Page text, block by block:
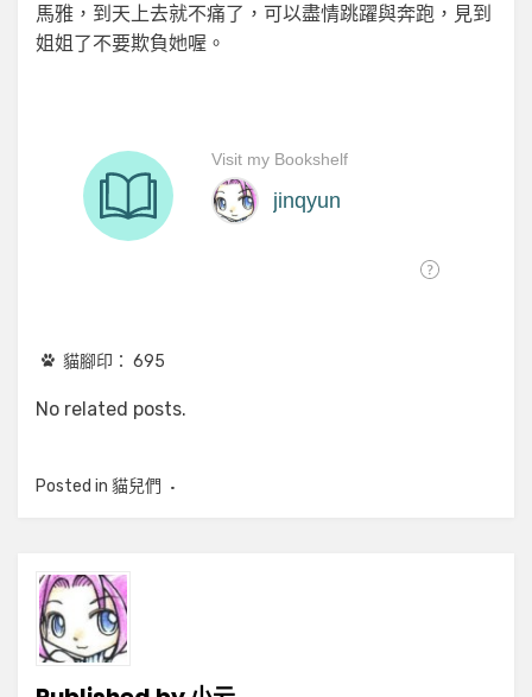
馬雅，到天上去就不痛了，可以盡情跳躍與奔跑，見到
姐姐了不要欺負她喔。
貓腳印： 695
No related posts.
Posted in 貓兒們